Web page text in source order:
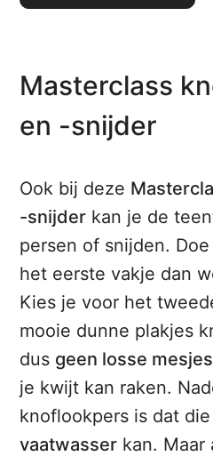
Masterclass
en -snijder
Ook bij deze
-snijder kan je de
persen of snijden.
het eerste vakje dan
Kies je voor het
mooie dunne plakjes
dus geen losse
je kwijt kan raken.
knoflookpers is dat die
vaatwasser kan. Maar